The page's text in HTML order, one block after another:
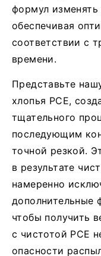
формул изменять
обеспечивая
соответствии с
времени.
Представьте
хлопья PCE,
тщательного
последующим
точной резкой.
в результате
намеренно
дополнительные
чтобы получить
с чистотой PCE
опасности